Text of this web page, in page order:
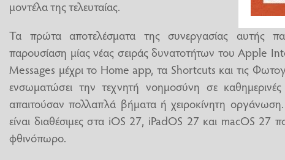
μοντέλα της τελευταίας.
Τα πρώτα αποτελέσματα της συνεργασίας αυτής
παρουσίαση μίας νέας σειράς δυνατοτήτων του Apple
Messages μέχρι το Home app, τα Shortcuts και τις
ενσωματώσει την τεχνητή νοημοσύνη σε
απαιτούσαν πολλαπλά βήματα ή χειροκίνητη οργάνωση.
είναι διαθέσιμες στα iOS 27, iPadOS 27 και macOS 27
φθινόπωρο.